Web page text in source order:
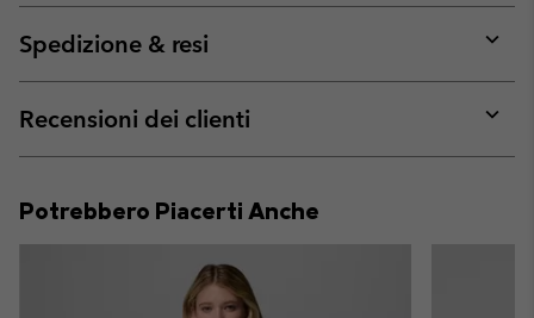
or
Spedizione & resi
or
Recensioni dei clienti
or
Potrebbero Piacerti Anche